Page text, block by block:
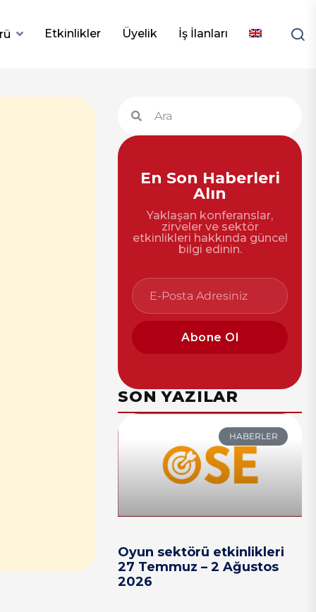
Etkinlikler Üyelik İş İlanları
En Son Haberleri
Alın
Yaklaşan konferanslar,
zirveler ve sektör
etkinlikleri hakkında güncel
bilgi edinin.
Abone Ol
SON YAZILAR
HABERLER
Oyun sektörü etkinlikleri
27 Temmuz – 2 Ağustos
2026